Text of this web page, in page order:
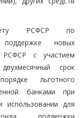
РСФСР по
новых
РСФСР с участием
срок
льготного
банками при
использовании для